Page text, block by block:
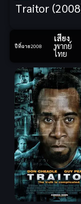
Traitor
ปีที่ฉาย2008
เสียง
พากย์
ไทย